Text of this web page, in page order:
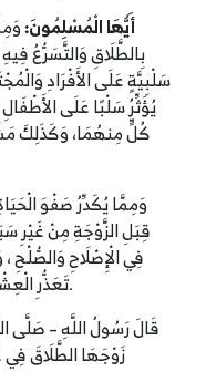
أَيُّهَا الْمُسْلِمُونَ:
بِالطَّلَاقِ وَالتَّسَرُّعُ
سَلْبِيَّةٍ عَلَى الأَفْرَادِ
يُؤَثِّرُ سَلْبًا عَلَى
كُلٍّ مِنهُمَا، وَكَذَلِكَ
وَمِمَّا يُكَدِّرُ صَفْوَ
قِبَلِ الزَّوْجَةِ مِنْ غَيْرِ
فِي الْإِصْلَاحِ وَالصُّلْحِ
تَعَذُّرِ الْعِشْرَةِ، وَلَمْ يَجْعَلْهُ وَسِيلَةً لِكُلِّ خِلَافٍ يَسِيرٍ.
قَالَ رَسُولُ اللَّهِ – صَلَّى
زَوْجَهَا الطَّلَاقَ فِي